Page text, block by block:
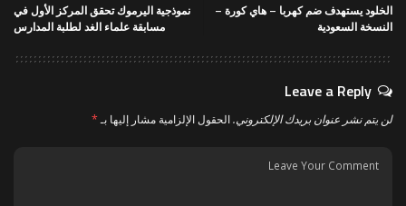
الخلود يستهدف ضم كهربا – هاي كورة –
النسخة السعودية
نموذجية اليرموك تحقق المركز الأول في
مسابقة علماء الغد لطلبة المدارس
Leave a Reply
لن يتم نشر عنوان بريدك الإلكتروني.الحقول الإلزامية مشار إليها بـ*